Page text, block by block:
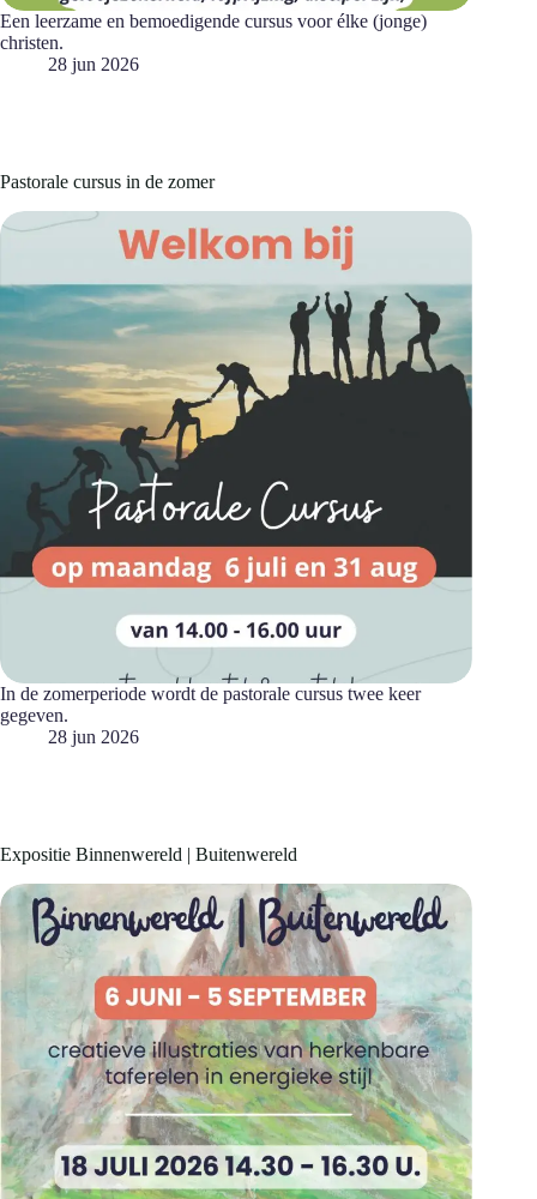
Een leerzame en bemoedigende cursus voor élke (jonge)
christen.
28 jun 2026
Pastorale cursus in de zomer
In de zomerperiode wordt de pastorale cursus twee keer
gegeven.
28 jun 2026
Expositie Binnenwereld | Buitenwereld